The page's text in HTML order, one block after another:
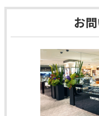
お